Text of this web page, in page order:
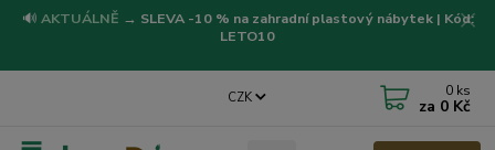
🔊 AKTUÁLNĚ → SLEVA -10 % na zahradní plastový nábytek | Kód:
LETO10
CZK 0 ks
za 0 Kč